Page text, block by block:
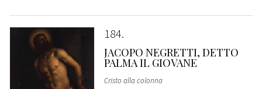
184
JACOPO NEGRETTI, DETTO
PALMA IL GIOVANE
Cristo alla colonna